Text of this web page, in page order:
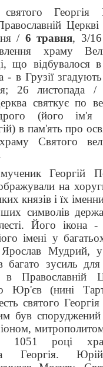
Георгія
/ 6 травня, 3/16
храму
що відбувалося в
- в Грузії
26 листопада
святкує по
(його
в пам'ять про
Святого
Георгій
на
князів і їх
символів
Його ікона
імені у
Ярослав Мудрий,
багато зусиль
в Православній
Юр'єв (нині
святого
був споруджений
1051 році
Георгія.